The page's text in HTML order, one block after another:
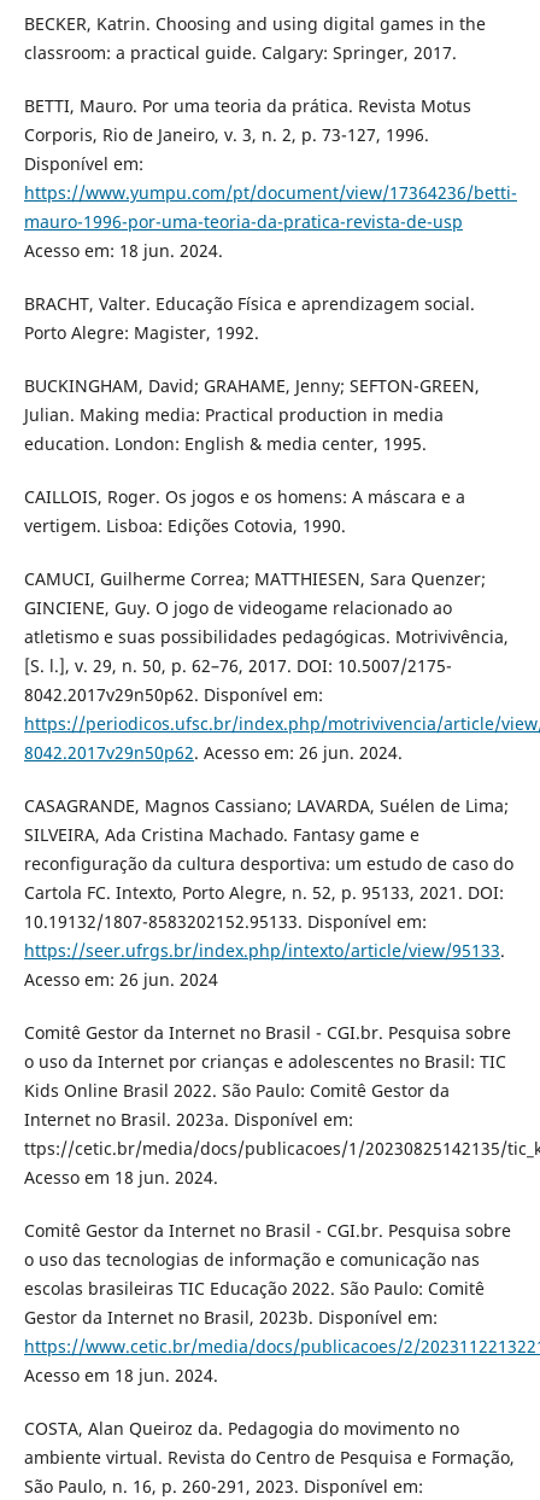
BECKER, Katrin. Choosing and using digital games in the
classroom: a practical guide. Calgary: Springer, 2017.
BETTI, Mauro. Por uma teoria da prática. Revista Motus
Corporis, Rio de Janeiro, v. 3, n. 2, p. 73-127, 1996.
Disponível em:
https://www.yumpu.com/pt/document/view/17364236/betti-
mauro-1996-por-uma-teoria-da-pratica-revista-de-usp
Acesso em: 18 jun. 2024.
BRACHT, Valter. Educação Física e aprendizagem social.
Porto Alegre: Magister, 1992.
BUCKINGHAM, David; GRAHAME, Jenny; SEFTON-GREEN,
Julian. Making media: Practical production in media
education. London: English & media center, 1995.
CAILLOIS, Roger. Os jogos e os homens: A máscara e a
vertigem. Lisboa: Edições Cotovia, 1990.
CAMUCI, Guilherme Correa; MATTHIESEN, Sara Quenzer;
GINCIENE, Guy. O jogo de videogame relacionado ao
atletismo e suas possibilidades pedagógicas. Motrivivência,
[S. l.], v. 29, n. 50, p. 62–76, 2017. DOI: 10.5007/2175-
8042.2017v29n50p62. Disponível em:
https://periodicos.ufsc.br/index.php/motrivivencia/article/
8042.2017v29n50p62. Acesso em: 26 jun. 2024.
CASAGRANDE, Magnos Cassiano; LAVARDA, Suélen de Lima;
SILVEIRA, Ada Cristina Machado. Fantasy game e
reconfiguração da cultura desportiva: um estudo de caso do
Cartola FC. Intexto, Porto Alegre, n. 52, p. 95133, 2021. DOI:
10.19132/1807-8583202152.95133. Disponível em:
https://seer.ufrgs.br/index.php/intexto/article/view/95133.
Acesso em: 26 jun. 2024
Comitê Gestor da Internet no Brasil - CGI.br. Pesquisa sobre
o uso da Internet por crianças e adolescentes no Brasil: TIC
Kids Online Brasil 2022. São Paulo: Comitê Gestor da
Internet no Brasil. 2023a. Disponível em:
ttps://cetic.br/media/docs/publicacoes/1/20230825142135/
Acesso em 18 jun. 2024.
Comitê Gestor da Internet no Brasil - CGI.br. Pesquisa sobre
o uso das tecnologias de informação e comunicação nas
escolas brasileiras TIC Educação 2022. São Paulo: Comitê
Gestor da Internet no Brasil, 2023b. Disponível em:
https://www.cetic.br/media/docs/publicacoes/2/
Acesso em 18 jun. 2024.
COSTA, Alan Queiroz da. Pedagogia do movimento no
ambiente virtual. Revista do Centro de Pesquisa e Formação,
São Paulo, n. 16, p. 260-291, 2023. Disponível em: